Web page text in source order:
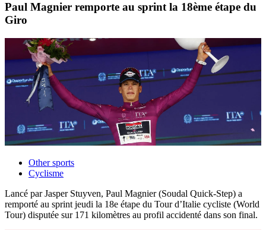
Paul Magnier remporte au sprint la 18ème étape du
Giro
Other sports
Cyclisme
Lancé par Jasper Stuyven, Paul Magnier (Soudal Quick-Step) a
remporté au sprint jeudi la 18e étape du Tour d’Italie cycliste (World
Tour) disputée sur 171 kilomètres au profil accidenté dans son final.